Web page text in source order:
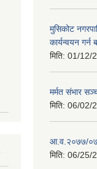
मुसिकोट
कार्यन्वयन
मिति: 01/12/
मर्मत संभार
मिति: 06/02/
आ.व.२०७७/
मिति: 06/25/